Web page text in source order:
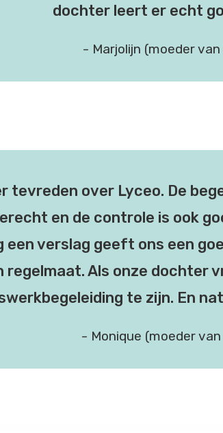
dochter leert er echt
- Marjolijn (moeder
tevreden over Lyceo. De
en de controle is ook
een verslag geeft ons een
regelmaat. Als onze dochter
te zijn. En
- Monique (moeder